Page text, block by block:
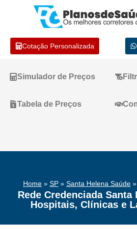
Cotação Personalizada
Simulador de Preços
Tabela de Preços
Home » SP » Santa Helena Saúde »
Rede Credenciada Santa
Hospitais, Clínicas e